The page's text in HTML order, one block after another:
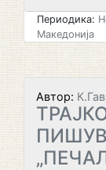
Периодика:
Македонија
Автор: